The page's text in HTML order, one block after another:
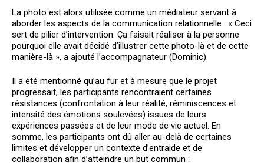
La photo est alors utilisée comme un médiateur servant à
aborder les aspects de la communication relationnelle : « Ceci
sert de pilier d’intervention. Ça faisait réaliser à la personne
pourquoi elle avait décidé d’illustrer cette photo-là et de cette
manière-là », a ajouté l’accompagnateur (Dominic).
Il a été mentionné qu’au fur et à mesure que le projet
progressait, les participants rencontraient certaines
résistances (confrontation à leur réalité, réminiscences et
intensité des émotions soulevées) issues de leurs
expériences passées et de leur mode de vie actuel. En
somme, les participants ont dû aller au-delà de certaines
limites et développer un contexte d’entraide et de
collaboration afin d’atteindre un but commun :